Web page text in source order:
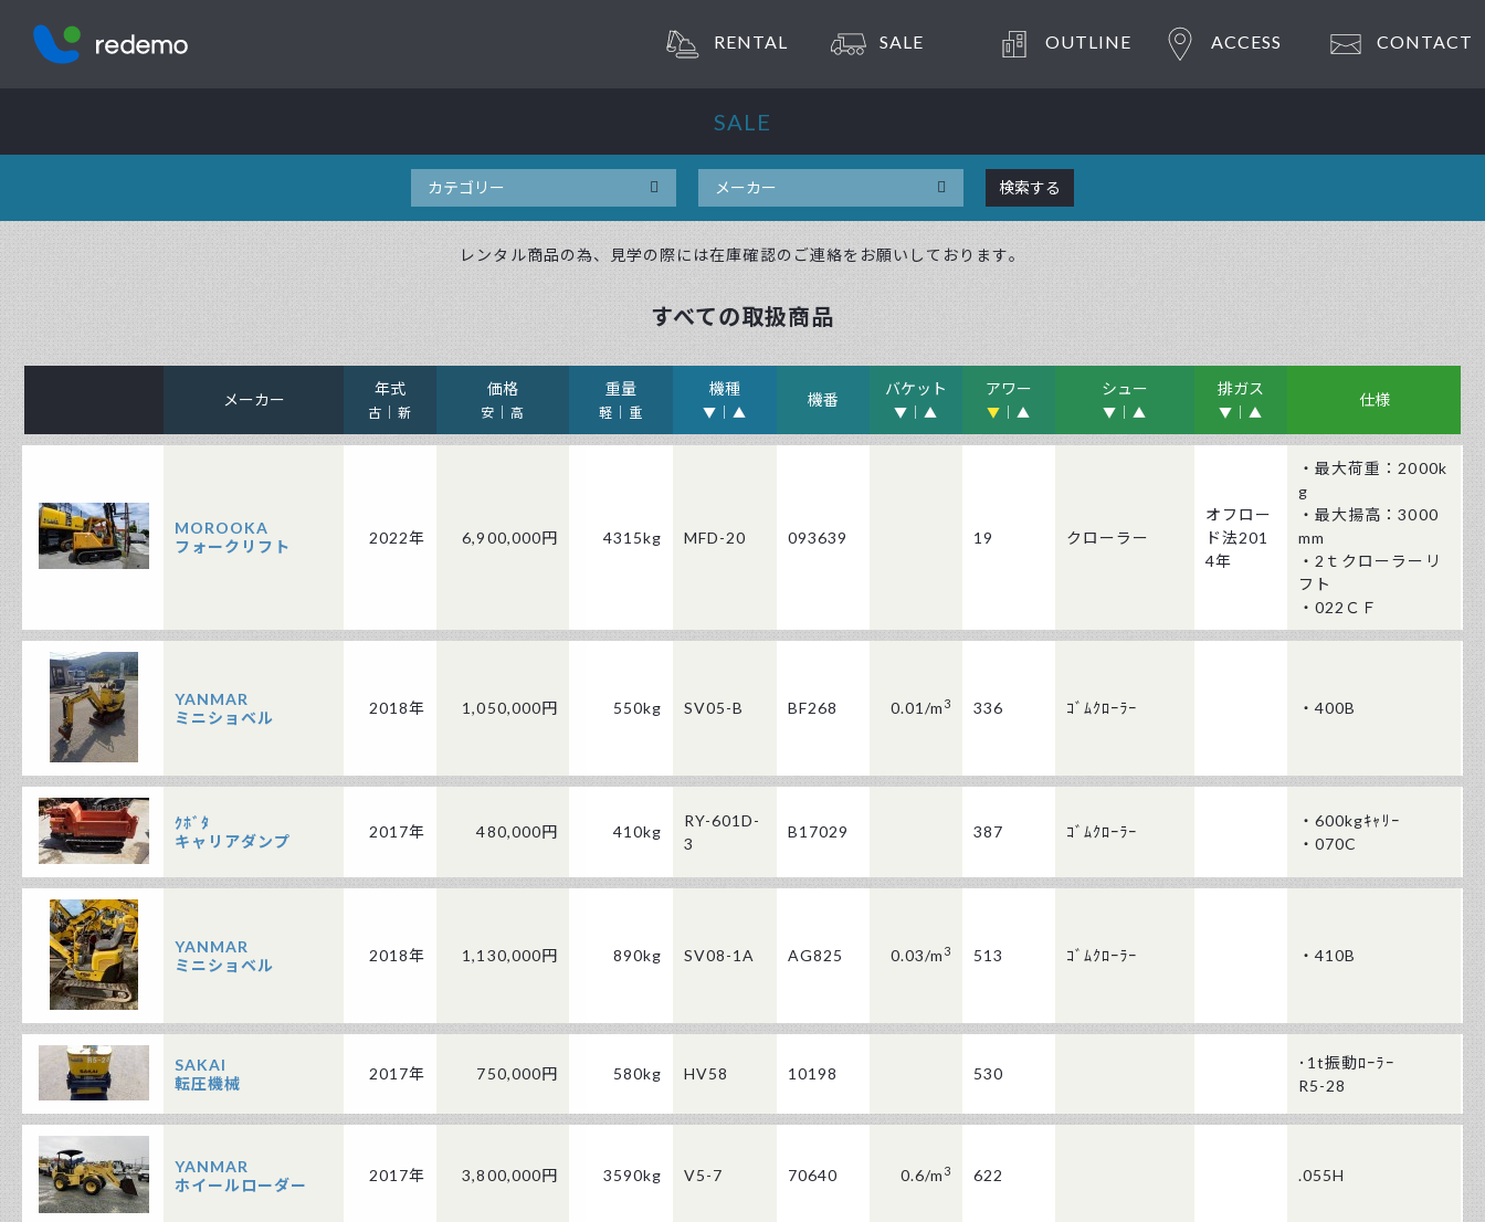
RENTAL SALE OUTLINE ACCESS CONTACT
SALE
レンタル商品の為、見学の際には在庫確認のご連絡をお願いしております。
すべての取扱商品
メーカー
年式
古 新
価格
安 高
重量
軽 重
機種
▼ ▲
機番
バケット
▼ ▲
アワー
▼ ▲
シュー
▼ ▲
排ガス
▼ ▲
仕様
MOROOKA
フォークリフト
2022年 6,900,000円 4315kg MFD-20 093639 19 クローラー
オフロー
ド法201
4年
・最大荷重：2000k
g
・最大揚高：3000
mm
・2ｔクローラーリ
フト
・022ＣＦ
YANMAR
ミニショベル
2018年 1,050,000円 550kg SV05-B BF268 0.01/m 3 336 ｺﾞﾑｸﾛｰﾗｰ ・400B
ｸﾎﾞﾀ
キャリアダンプ
2017年 480,000円 410kg
RY-601D-
3
B17029 387 ｺﾞﾑｸﾛｰﾗｰ
・600kgｷｬﾘｰ
・070C
YANMAR
ミニショベル
2018年 1,130,000円 890kg SV08-1A AG825 0.03/m 3 513 ｺﾞﾑｸﾛｰﾗｰ ・410B
SAKAI
転圧機械
2017年 750,000円 580kg HV58 10198 530
･1t振動ﾛｰﾗｰ
R5-28
YANMAR
ホイールローダー
2017年 3,800,000円 3590kg V5-7 70640 0.6/m 3 622 .055H